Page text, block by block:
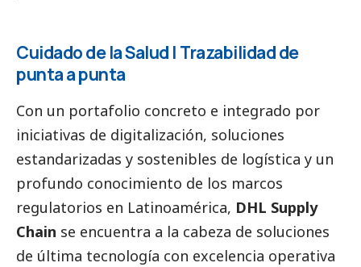
Cuidado de la Salud | Trazabilidad de
punta a punta
Con un portafolio concreto e integrado por
iniciativas de digitalización, soluciones
estandarizadas y sostenibles de logística y un
profundo conocimiento de los marcos
regulatorios en Latinoamérica, DHL Supply
Chain se encuentra a la cabeza de soluciones
de última tecnología con excelencia operativa